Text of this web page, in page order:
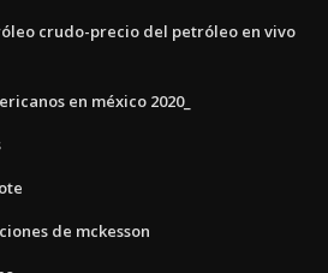
crudo-precio del petróleo en vivo
en méxico 2020_
de mckesson